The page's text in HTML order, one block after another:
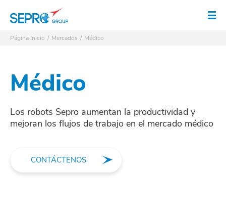
Página Inicio Mercados Médico
Médico
Los robots Sepro aumentan la productividad y
mejoran los flujos de trabajo en el mercado médico
CONTÁCTENOS